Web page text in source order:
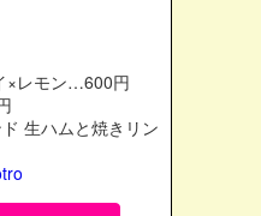
×レモン…600円
生ハムと焼きリン